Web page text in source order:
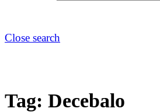
Close search
Tag: Decebalo